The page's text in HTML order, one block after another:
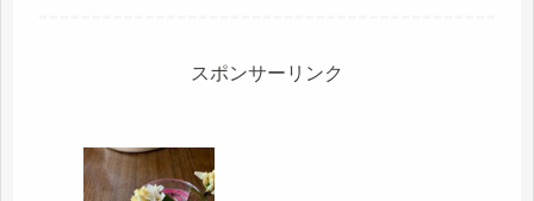
スポンサーリンク